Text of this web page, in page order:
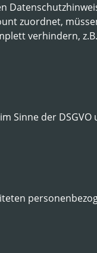
zuordnet,
verhindern,
der